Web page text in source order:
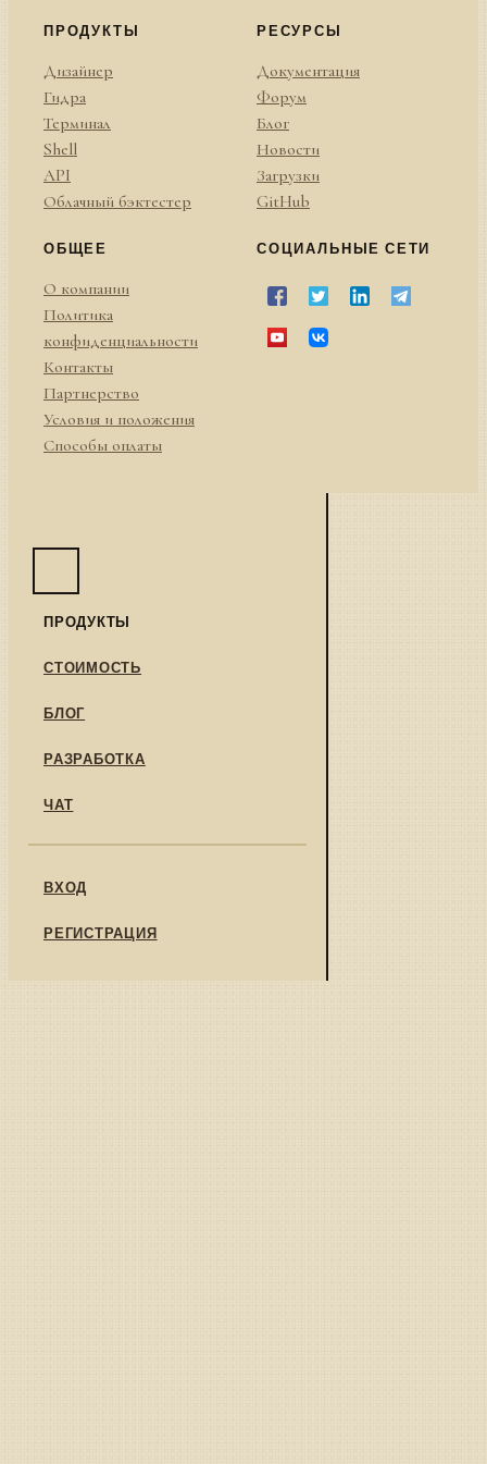
ПРОДУКТЫ
Дизайнер
Гидра
Терминал
Shell
API
Облачный бэктестер
РЕСУРСЫ
Документация
Форум
Блог
Новости
Загрузки
GitHub
ОБЩЕЕ
О компании
Политика
конфиденциальности
Контакты
Партнерство
Условия и положения
Способы оплаты
СОЦИАЛЬНЫЕ СЕТИ
ПРОДУКТЫ
СТОИМОСТЬ
БЛОГ
РАЗРАБОТКА
ЧАТ
ВХОД
РЕГИСТРАЦИЯ